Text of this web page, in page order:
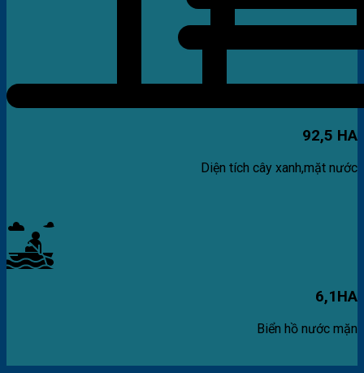
92,5 HA
Diện tích cây xanh,mặt nước
6,1HA
Biển hồ nước mặn